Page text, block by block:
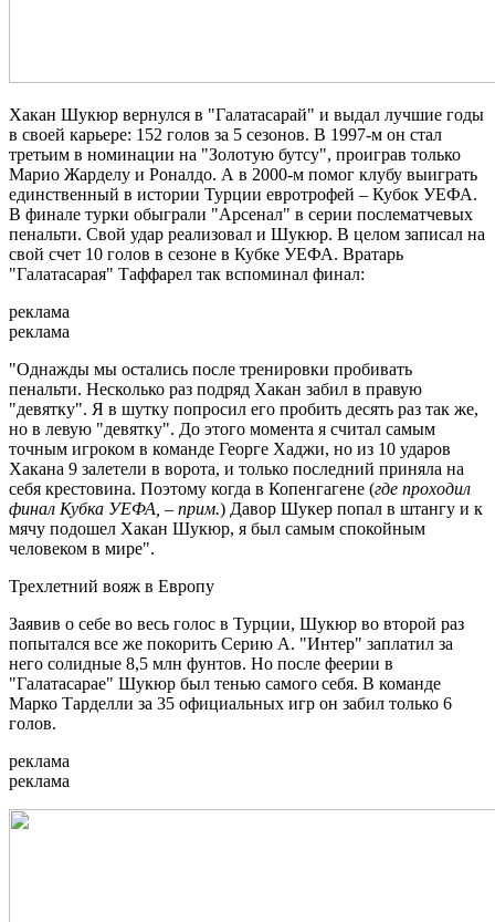
Хакан Шукюр вернулся в "Галатасарай" и выдал лучшие годы
в своей карьере: 152 голов за 5 сезонов. В 1997-м он стал
третьим в номинации на "Золотую бутсу", проиграв только
Марио Жарделу и Роналдо. А в 2000-м помог клубу выиграть
единственный в истории Турции евротрофей – Кубок УЕФА.
В финале турки обыграли "Арсенал" в серии послематчевых
пенальти. Свой удар реализовал и Шукюр. В целом записал на
свой счет 10 голов в сезоне в Кубке УЕФА. Вратарь
"Галатасарая" Таффарел так вспоминал финал:
реклама
реклама
"Однажды мы остались после тренировки пробивать
пенальти. Несколько раз подряд Хакан забил в правую
"девятку". Я в шутку попросил его пробить десять раз так же,
но в левую "девятку". До этого момента я считал самым
точным игроком в команде Георге Хаджи, но из 10 ударов
Хакана 9 залетели в ворота, и только последний приняла на
себя крестовина. Поэтому когда в Копенгагене (где проходил
финал Кубка УЕФА, – прим.) Давор Шукер попал в штангу и к
мячу подошел Хакан Шукюр, я был самым спокойным
человеком в мире".
Трехлетний вояж в Европу
Заявив о себе во весь голос в Турции, Шукюр во второй раз
попытался все же покорить Серию А. "Интер" заплатил за
него солидные 8,5 млн фунтов. Но после феерии в
"Галатасарае" Шукюр был тенью самого себя. В команде
Марко Тарделли за 35 официальных игр он забил только 6
голов.
реклама
реклама